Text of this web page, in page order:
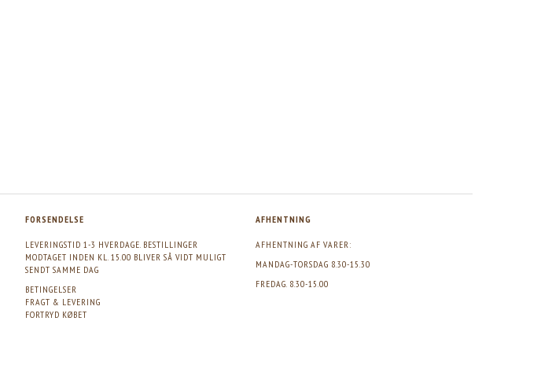
FORSENDELSE
LEVERINGSTID 1-3 HVERDAGE. BESTILLINGER
MODTAGET INDEN KL. 15.00 BLIVER SÅ VIDT MULIGT
SENDT SAMME DAG
BETINGELSER
FRAGT & LEVERING
FORTRYD KØBET
AFHENTNING
AFHENTNING AF VARER:
MANDAG-TORSDAG 8.30-15.30
FREDAG. 8.30-15.00